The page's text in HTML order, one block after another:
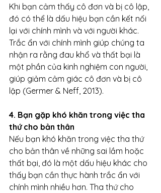
Khi bạn cảm thấy cô đơn và bị cô lập,
đó có thể là dấu hiệu bạn cần kết nối
lại với chính mình và với người khác.
Trắc ẩn với chính mình giúp chúng ta
nhận ra rằng đau khổ và thất bại là
một phần của kinh nghiệm con người,
giúp giảm cảm giác cô đơn và bị cô
lập (Germer & Neff, 2013).
4. Bạn gặp khó khăn trong việc tha
thứ cho bản thân
Nếu bạn khó khăn trong việc tha thứ
cho bản thân về những sai lầm hoặc
thất bại, đó là một dấu hiệu khác cho
thấy bạn cần thực hành trắc ẩn với
chính mình nhiều hơn. Tha thứ cho